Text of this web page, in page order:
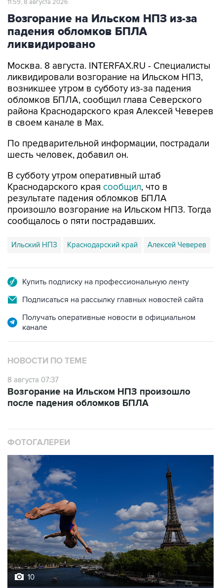
11:59, 8 августа 2026
Возгорание на Ильском НПЗ из-за
падения обломков БПЛА
ликвидировано
Москва. 8 августа. INTERFAX.RU - Специалисты
ликвидировали возгорание на Ильском НПЗ,
возникшее утром в субботу из-за падения
обломков БПЛА, сообщил глава Северского
района Краснодарского края Алексей Чеверев
в своем канале в Max.
По предварительной информации, пострадали
шесть человек, добавил он.
В субботу утром оперативный штаб
Краснодарского края сообщил, что в
результате падения обломков БПЛА
произошло возгорание на Ильском НПЗ. Тогда
сообщалось о пяти пострадавших.
Ильский НПЗ Краснодарский край Алексей Чеверев
Купить подписку на профессиональную ленту
Подписаться на рассылку главных новостей сайта
Получать оперативные новости в официальном
канале
НОВОСТИ ПО ТЕМЕ
8 августа 07:37
Возгорание на Ильском НПЗ произошло
после падения обломков БПЛА
ФОТОГАЛЕРЕИ
10